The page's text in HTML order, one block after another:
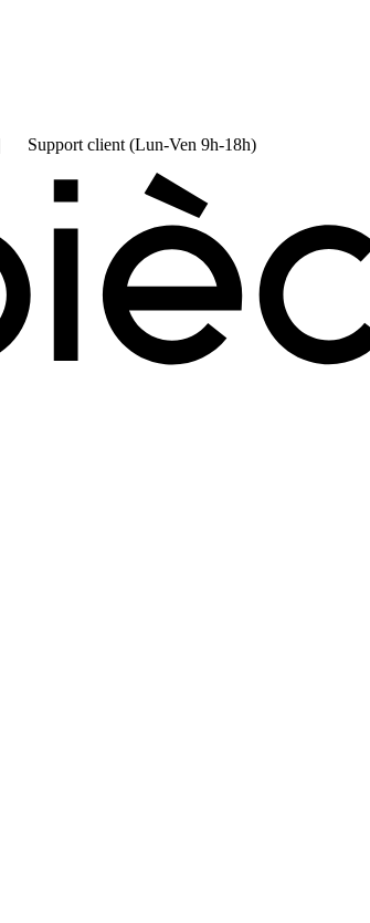
Support client (Lun-Ven 9h-18h)